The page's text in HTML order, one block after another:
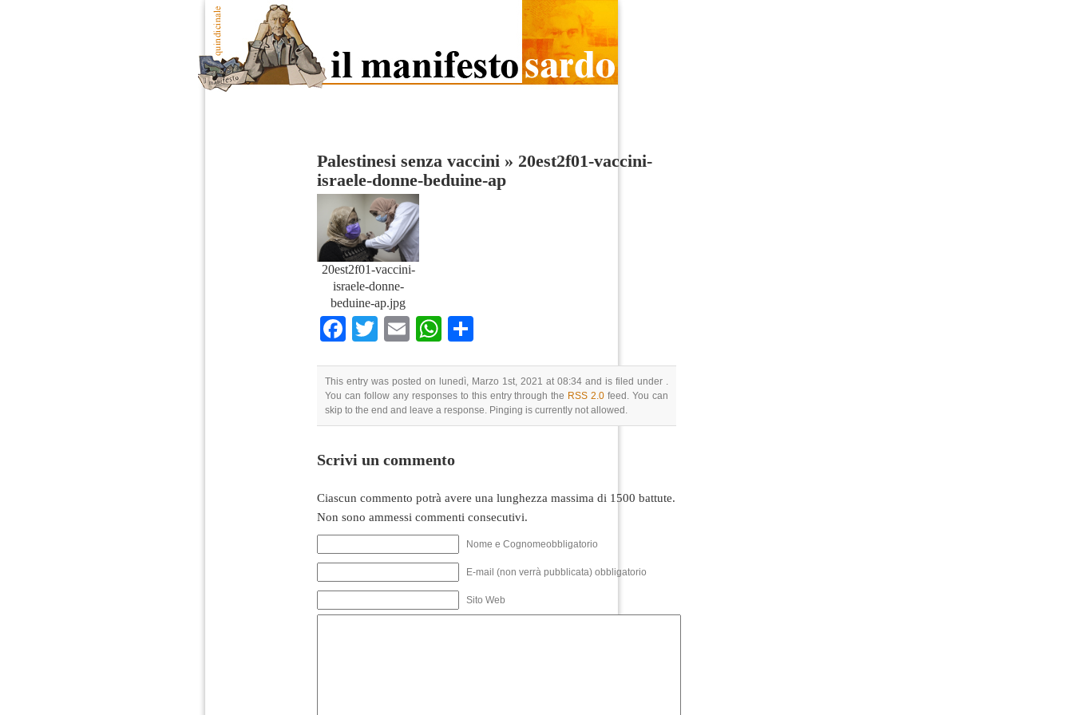
Palestinesi senza vaccini » 20est2f01-vaccini-
israele-donne-beduine-ap
20est2f01-vaccini-
israele-donne-
beduine-ap.jpg
Facebook
TwitterEmailWhatsApp
This entry was posted on lunedì, Marzo 1st, 2021 at 08:34 and is filed under .
You can follow any responses to this entry through the RSS 2.0 feed. You can
skip to the end and leave a response. Pinging is currently not allowed.
Scrivi un commento
Ciascun commento potrà avere una lunghezza massima di 1500 battute.
Non sono ammessi commenti consecutivi.
Nome e Cognomeobbligatorio
E-mail (non verrà pubblicata) obbligatorio
Sito Web